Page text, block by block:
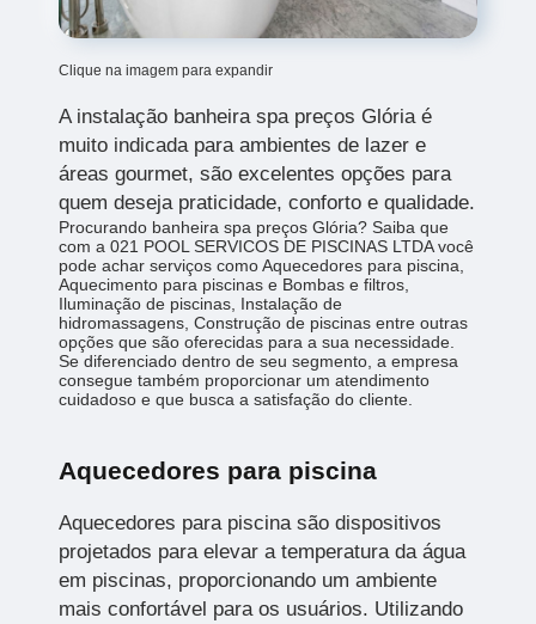
Clique na imagem para expandir
A instalação banheira spa preços Glória é
muito indicada para ambientes de lazer e
áreas gourmet, são excelentes opções para
quem deseja praticidade, conforto e qualidade.
Procurando banheira spa preços Glória? Saiba que
com a 021 POOL SERVICOS DE PISCINAS LTDA você
pode achar serviços como Aquecedores para piscina,
Aquecimento para piscinas e Bombas e filtros,
Iluminação de piscinas, Instalação de
hidromassagens, Construção de piscinas entre outras
opções que são oferecidas para a sua necessidade.
Se diferenciado dentro de seu segmento, a empresa
consegue também proporcionar um atendimento
cuidadoso e que busca a satisfação do cliente.
Aquecedores para piscina
Aquecedores para piscina são dispositivos
projetados para elevar a temperatura da água
em piscinas, proporcionando um ambiente
mais confortável para os usuários. Utilizando